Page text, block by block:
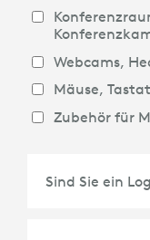
Webcams,
Mäuse,
Zubehör für